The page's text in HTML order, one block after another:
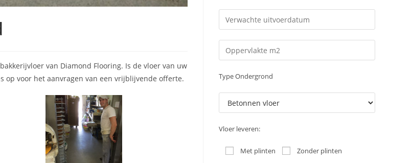
van Diamond Flooring. Is de vloer van uw
op voor het aanvragen van een vrijblijvende offerte.
Type Ondergrond
Vloer leveren:
Met plinten Zonder plinten